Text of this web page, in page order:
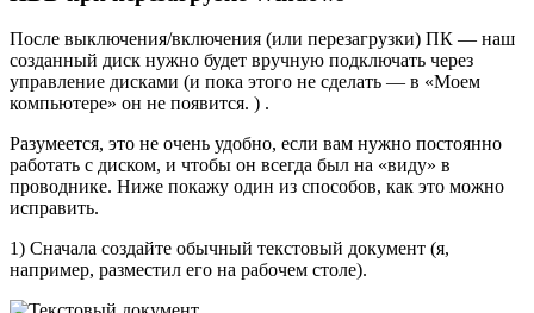
После выключения/включения (или перезагрузки) ПК — наш
созданный диск нужно будет вручную подключать через
управление дисками (и пока этого не сделать — в «Моем
компьютере» он не появится. ) .
Разумеется, это не очень удобно, если вам нужно постоянно
работать с диском, и чтобы он всегда был на «виду» в
проводнике. Ниже покажу один из способов, как это можно
исправить.
1) Сначала создайте обычный текстовый документ (я,
например, разместил его на рабочем столе).